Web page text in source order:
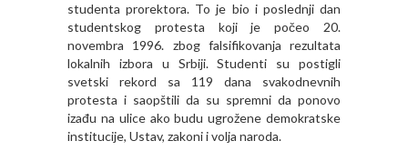
studenta prorektora. To je bio i poslednji dan
studentskog protesta koji je počeo 20.
novembra 1996. zbog falsifikovanja rezultata
lokalnih izbora u Srbiji. Studenti su postigli
svetski rekord sa 119 dana svakodnevnih
protesta i saopštili da su spremni da ponovo
izađu na ulice ako budu ugrožene demokratske
institucije, Ustav, zakoni i volja naroda.